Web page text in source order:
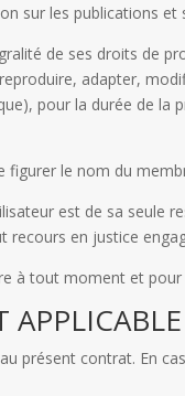
sur les publications
de ses droits de
adapter,
pour la durée de la
figurer le nom du
est de sa seule
en justice
à tout moment et
présent contrat. En